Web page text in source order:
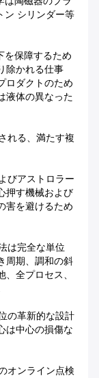
ン シリンダー等
を保障するため
除かれる仕事
ロダクトのため
液体の異なった
れる、満たす複
びアストロラー
押す機械および
害を避けるため
は完全な単位
周期、調和の斜
全プロセス、
の革新的な設計
は中心の損傷な
オンライン点検